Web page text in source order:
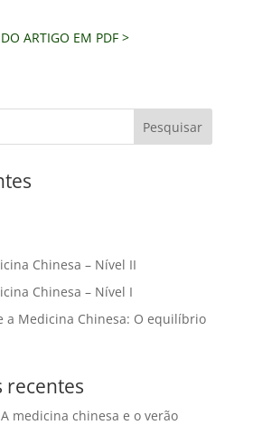
ARTIGO EM PDF >
Chinesa – Nível II
Chinesa – Nível I
a Medicina Chinesa: O equilíbrio
recentes
A medicina chinesa e o verão